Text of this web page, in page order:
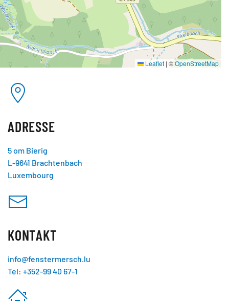
Leaflet | ©OpenStreetMap
ADRESSE
5 om Bierig
L-9641 Brachtenbach
Luxembourg
KONTAKT
info@fenstermersch.lu
Tel: +352-99 40 67-1